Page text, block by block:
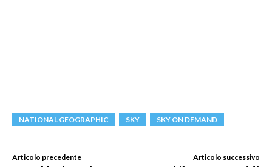
NATIONAL GEOGRAPHIC SKY SKY ON DEMAND
Articolo precedente Articolo successivo